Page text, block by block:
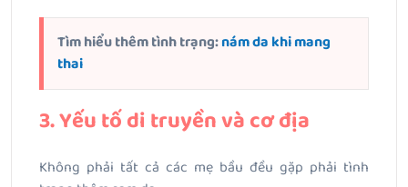
Tìm hiểu thêm tình trạng:nám da khi mang
thai
3. Yếu tố di truyền và cơ địa
Không phải tất cả các mẹ bầu đều gặp phải tình